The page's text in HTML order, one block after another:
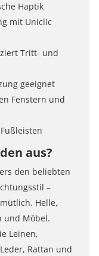
Haptik
mit Uniclic
Tritt- und
geeignet
Fenstern und
aus?
den beliebten
–
Helle,
und Möbel.
Leinen,
Rattan und